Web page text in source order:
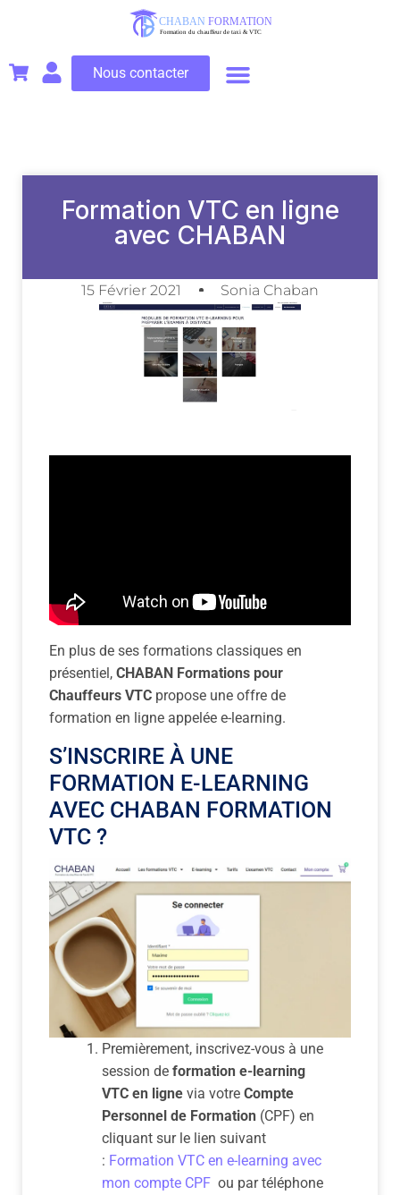
Nous contacter
Formation VTC en ligne
avec CHABAN
15 Février 2021 Sonia Chaban
En plus de ses formations classiques en
présentiel, CHABAN Formations pour
Chauffeurs VTC propose une offre de
formation en ligne appelée e-learning.
S’INSCRIRE À UNE
FORMATION E-LEARNING
AVEC CHABAN FORMATION
VTC ?
Premièrement, inscrivez-vous à une
session deformation e-learning
VTC en ligne via votreCompte
Personnel de Formation (CPF) en
cliquant sur le lien suivant
: Formation VTC en e-learning avec
mon compte CPF ou par téléphone